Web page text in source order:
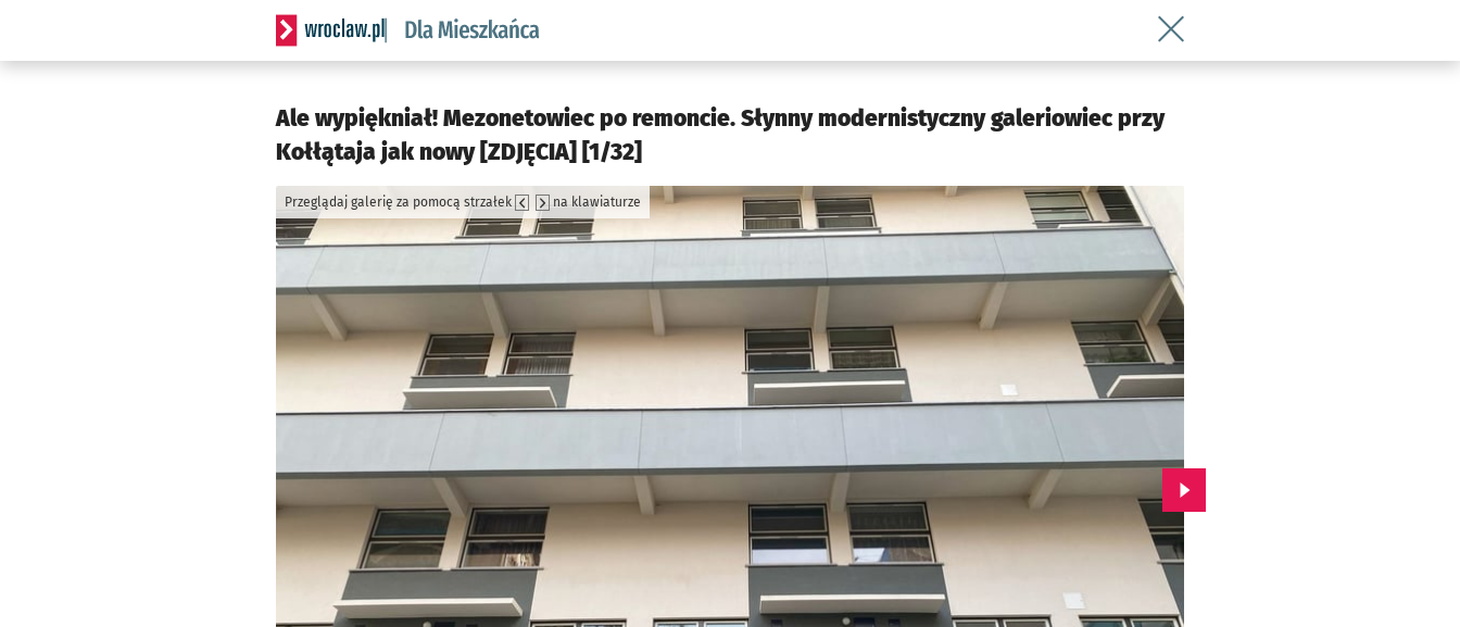
Serwis informacyjny wroclaw.pl podserwis: Dla mieszkańca
Wróć do artykułu Ale wypiękniał!
Ale wypiękniał! Mezonetowiec po remoncie. Słynny modernistyczny galeriowiec przy
Kołłątaja jak nowy [ZDJĘCIA] [1/32]
Przeglądaj galerię za pomocą strzałek na klawiaturze
Przejdź do kolejnego zdjęcia.